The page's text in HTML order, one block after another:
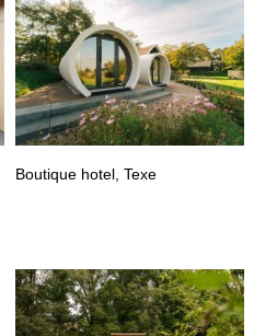
Boutique hotel, Texe